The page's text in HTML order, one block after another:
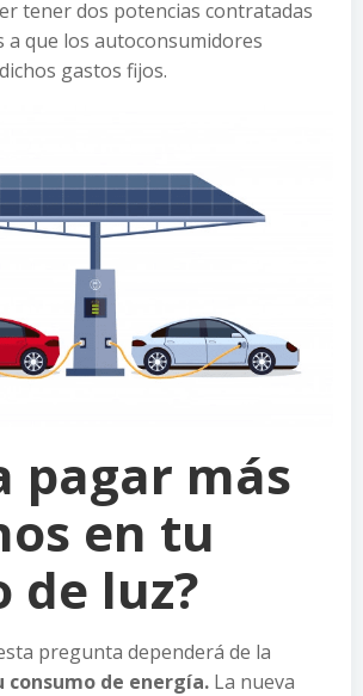
tener dos potencias contratadas
a que los autoconsumidores
gastos fijos.
pagar más
en tu
de luz?
pregunta dependerá de la
consumo de energía. La nueva